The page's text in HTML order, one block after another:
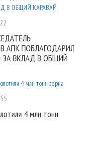
22
АПК ПОБЛАГОДАРИЛ
ЗА ВКЛАД В ОБЩИЙ
55
4 млн тонн